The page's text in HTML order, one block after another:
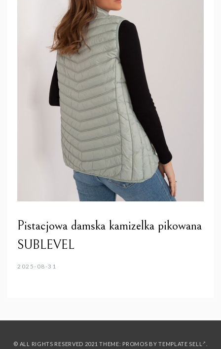
Pistacjowa damska kamizelka pikowana
SUBLEVEL
2025-08-31
© ALL RIGHTS RESERVED 2021 THEME: PROMOS BYTEMPLATE SELL